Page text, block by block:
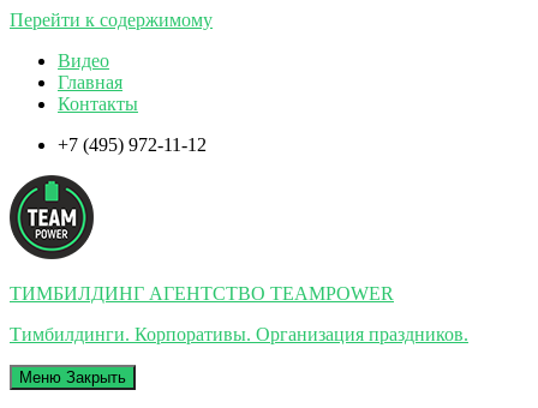
Перейти к содержимому
Видео
Главная
Контакты
+7 (495) 972-11-12
ТИМБИЛДИНГ АГЕНТСТВО TEAMPOWER
Тимбилдинги. Корпоративы. Организация праздников.
Меню Закрыть